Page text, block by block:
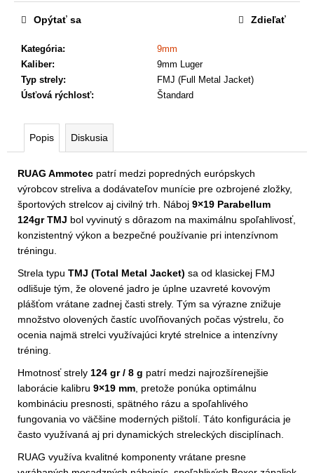
Kategória:
9mm
Kaliber:
9mm Luger
Typ strely:
FMJ (Full Metal Jacket)
Úsťová rýchlosť: Štandard
Opýtať sa Zdieľať
Popis Diskusia
RUAG Ammotec patrí medzi popredných európskych
výrobcov streliva a dodávateľov munície pre ozbrojené zložky,
športových strelcov aj civilný trh. Náboj 9×19 Parabellum
124gr TMJ bol vyvinutý s dôrazom na maximálnu spoľahlivosť,
konzistentný výkon a bezpečné používanie pri intenzívnom
tréningu.
Strela typu TMJ (Total Metal Jacket) sa od klasickej FMJ
odlišuje tým, že olovené jadro je úplne uzavreté kovovým
plášťom vrátane zadnej časti strely. Tým sa výrazne znižuje
množstvo olovených častíc uvoľňovaných počas výstrelu, čo
ocenia najmä strelci využívajúci kryté strelnice a intenzívny
tréning.
Hmotnosť strely 124 gr / 8 g patrí medzi najrozšírenejšie
laborácie kalibru 9×19 mm , pretože ponúka optimálnu
kombináciu presnosti, spätného rázu a spoľahlivého
fungovania vo väčšine moderných pištolí. Táto konfigurácia je
často využívaná aj pri dynamických streleckých disciplínach.
RUAG využíva kvalitné komponenty vrátane presne